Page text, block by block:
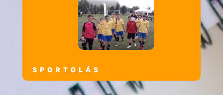
SPORTOLÁS